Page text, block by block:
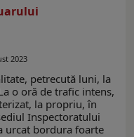
2023
petrecută luni, la
o oră de trafic intens,
la propriu, în
Inspectoratului
urcat bordura foarte